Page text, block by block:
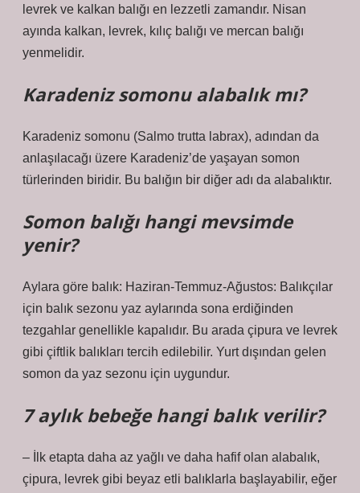
levrek ve kalkan balığı en lezzetli zamandır. Nisan
ayında kalkan, levrek, kılıç balığı ve mercan balığı
yenmelidir.
Karadeniz somonu alabalık mı?
Karadeniz somonu (Salmo trutta labrax), adından da
anlaşılacağı üzere Karadeniz’de yaşayan somon
türlerinden biridir. Bu balığın bir diğer adı da alabalıktır.
Somon balığı hangi mevsimde
yenir?
Aylara göre balık: Haziran-Temmuz-Ağustos: Balıkçılar
için balık sezonu yaz aylarında sona erdiğinden
tezgahlar genellikle kapalıdır. Bu arada çipura ve levrek
gibi çiftlik balıkları tercih edilebilir. Yurt dışından gelen
somon da yaz sezonu için uygundur.
7 aylık bebeğe hangi balık verilir?
– İlk etapta daha az yağlı ve daha hafif olan alabalık,
çipura, levrek gibi beyaz etli balıklarla başlayabilir, eğer